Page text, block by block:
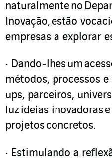
naturalmenteno
Inovação,estão
empresas a explorar
Dando-lhesum
métodos, processos
ups, parceiros,
luzideias inovadoras
projetosconcretos.
Estimulando a